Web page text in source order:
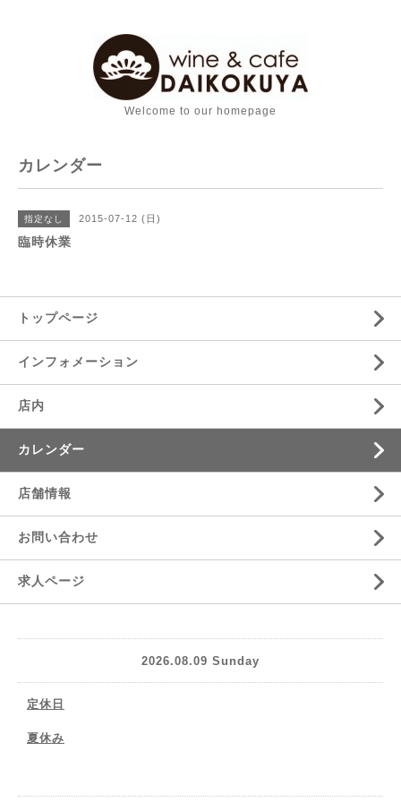
Welcome to our homepage
カレンダー
指定なし 2015-07-12 (日)
臨時休業
トップページ
インフォメーション
店内
カレンダー
店舗情報
お問い合わせ
求人ページ
2026.08.09 Sunday
定休日
夏休み